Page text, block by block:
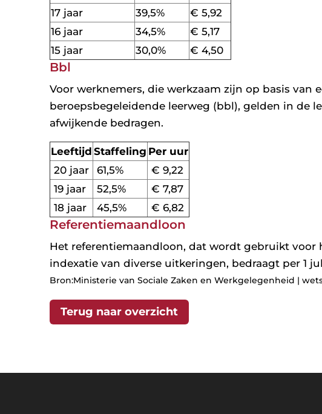
17 jaar
39,5%
€ 5,92
16 jaar
34,5%
€ 5,17
15 jaar
30,0% € 4,50
Bbl
Voor werknemers, die werkzaam zijn op basis van
beroepsbegeleidende leerweg (bbl), gelden in de
afwijkende bedragen.
Leeftijd Staffeling Per uur
20 jaar
61,5%
€ 9,22
19 jaar
52,5%
€ 7,87
18 jaar
45,5% € 6,82
Referentiemaandloon
Het referentiemaandloon, dat wordt gebruikt voor
indexatie van diverse uitkeringen, bedraagt per 1
Bron:Ministerie van Sociale Zaken en Werkgelegenheid |
Terug naar overzicht